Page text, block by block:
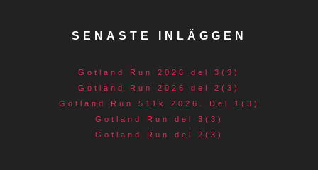
SENASTE INLÄGGEN
Gotland Run 2026 del 3(3)
Gotland Run 2026 del 2(3)
Gotland Run 511k 2026. Del 1(3)
Gotland Run del 3(3)
Gotland Run del 2(3)